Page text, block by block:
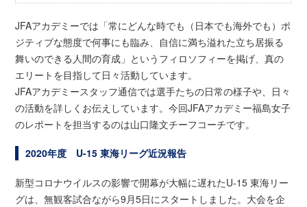
JFAアカデミーでは「常にどんな時でも（日本でも海外でも）ポ
ジティブな態度で何事にも臨み、自信に満ち溢れた立ち居振る
舞いのできる人間の育成」というフィロソフィーを掲げ、真の
エリートを目指して日々活動しています。
JFAアカデミースタッフ通信では選手たちの日常の様子や、日々
の活動を詳しくお伝えしています。今回JFAアカデミー福島女子
のレポートを担当するのは山口隆文チーフコーチです。
2020年度 U-15 東海リーグ近況報告
新型コロナウイルスの影響で開幕が大幅に遅れたU-15 東海リー
グは、無観客試合ながら9月5日にスタートしました。大会を企